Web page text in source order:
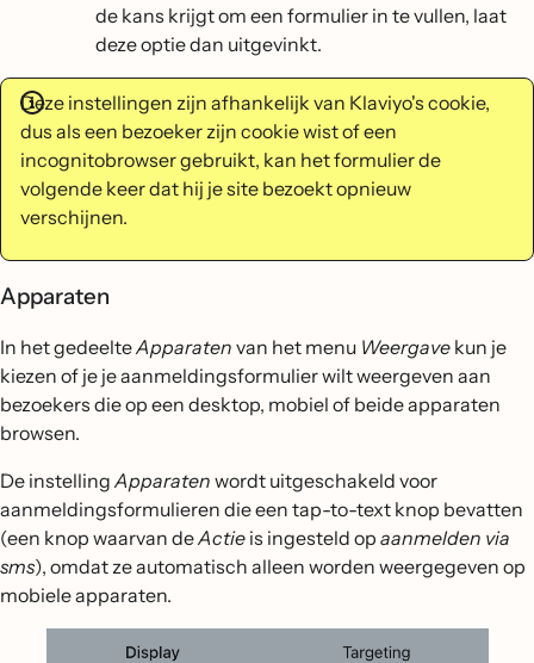
de kans krijgt om een formulier in te vullen, laat
deze optie dan uitgevinkt.
Deze instellingen zijn afhankelijk van Klaviyo's cookie,
dus als een bezoeker zijn cookie wist of een
incognitobrowser gebruikt, kan het formulier de
volgende keer dat hij je site bezoekt opnieuw
verschijnen.
Apparaten
In het gedeelteApparaten van het menu Weergave kun je
kiezen of je je aanmeldingsformulier wilt weergeven aan
bezoekers die op een desktop, mobiel of beide apparaten
browsen.
De instelling Apparaten wordt uitgeschakeld voor
aanmeldingsformulieren die een tap-to-text knop bevatten
(een knop waarvan deActie is ingesteld op aanmelden via
sms), omdat ze automatisch alleen worden weergegeven op
mobiele apparaten.